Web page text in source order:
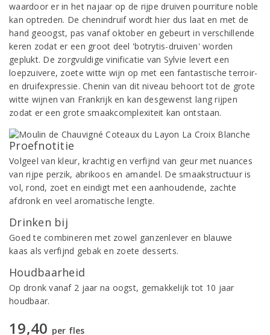
waardoor er in het najaar op de rijpe druiven pourriture noble
kan optreden. De chenindruif wordt hier dus laat en met de
hand geoogst, pas vanaf oktober en gebeurt in verschillende
keren zodat er een groot deel 'botrytis-druiven' worden
geplukt. De zorgvuldige vinificatie van Sylvie levert een
loepzuivere, zoete witte wijn op met een fantastische terroir-
en druifexpressie. Chenin van dit niveau behoort tot de grote
witte wijnen van Frankrijk en kan desgewenst lang rijpen
zodat er een grote smaakcomplexiteit kan ontstaan.
Proefnotitie
Volgeel van kleur, krachtig en verfijnd van geur met nuances
van rijpe perzik, abrikoos en amandel. De smaakstructuur is
vol, rond, zoet en eindigt met een aanhoudende, zachte
afdronk en veel aromatische lengte.
Drinken bij
Goed te combineren met zowel ganzenlever en blauwe
kaas als verfijnd gebak en zoete desserts.
Houdbaarheid
Op dronk vanaf 2 jaar na oogst, gemakkelijk tot 10 jaar
houdbaar.
19,40 per fles